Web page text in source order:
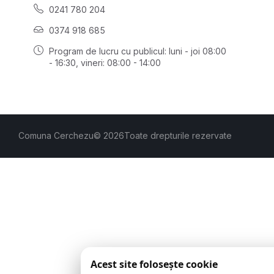
0241 780 204
0374 918 685
Program de lucru cu publicul: luni - joi 08:00
- 16:30 , vineri: 08:00 - 14:00
Comuna Cerchezu© 2026Toate drepturile rezervate
Acest site folosește cookie